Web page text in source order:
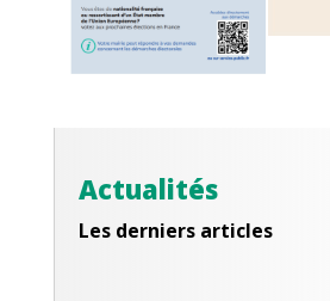
Actualités
Les derniers articles